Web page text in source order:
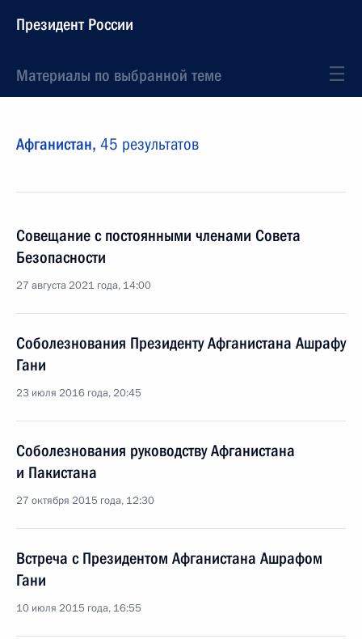
Президент России
Материалы по выбранной теме
Афганистан, 45 результатов
Совещание с постоянными членами Совета
Безопасности
27 августа 2021 года, 14:00
Соболезнования Президенту Афганистана Ашрафу
Гани
23 июля 2016 года, 20:45
Соболезнования руководству Афганистана
и Пакистана
27 октября 2015 года, 12:30
Встреча с Президентом Афганистана Ашрафом
Гани
10 июля 2015 года, 16:55